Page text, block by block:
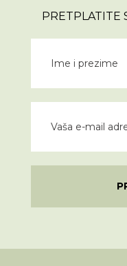
PRETPLATITE